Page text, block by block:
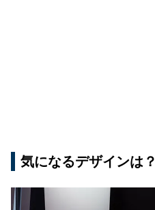
気になるデザインは？